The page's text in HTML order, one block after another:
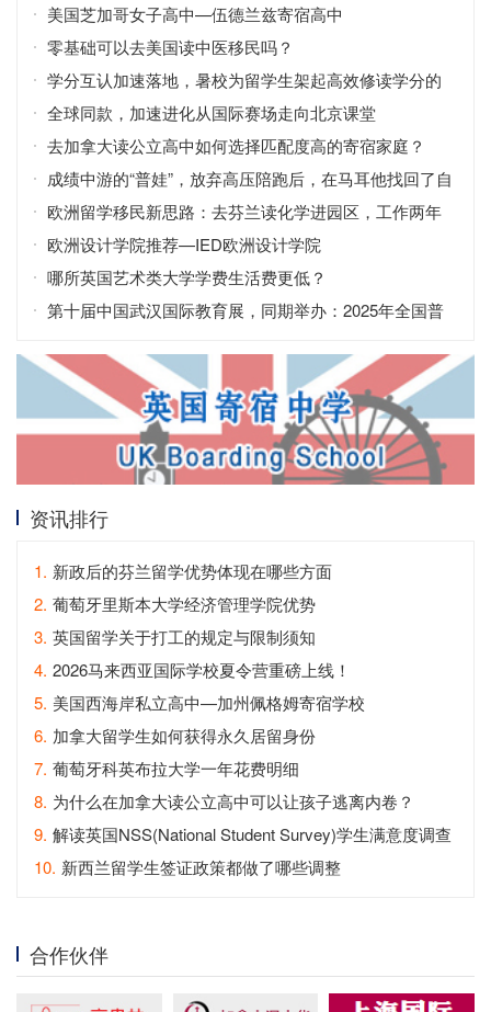
美国芝加哥女子高中—伍德兰兹寄宿高中
零基础可以去美国读中医移民吗？
学分互认加速落地，暑校为留学生架起高效修读学分的
桥梁
全球同款，加速进化从国际赛场走向北京课堂
去加拿大读公立高中如何选择匹配度高的寄宿家庭？
成绩中游的“普娃”，放弃高压陪跑后，在马耳他找回了自
信！
欧洲留学移民新思路：去芬兰读化学进园区，工作两年
拿永居？
欧洲设计学院推荐—IED欧洲设计学院
哪所英国艺术类大学学费生活费更低？
第十届中国武汉国际教育展，同期举办：2025年全国普
资讯排行
1. 新政后的芬兰留学优势体现在哪些方面
2. 葡萄牙里斯本大学经济管理学院优势
3. 英国留学关于打工的规定与限制须知
4. 2026马来西亚国际学校夏令营重磅上线！
5. 美国西海岸私立高中—加州佩格姆寄宿学校
6. 加拿大留学生如何获得永久居留身份
7. 葡萄牙科英布拉大学一年花费明细
8. 为什么在加拿大读公立高中可以让孩子逃离内卷？
9. 解读英国NSS(National Student Survey)学生满意度调查
10. 新西兰留学生签证政策都做了哪些调整
合作伙伴